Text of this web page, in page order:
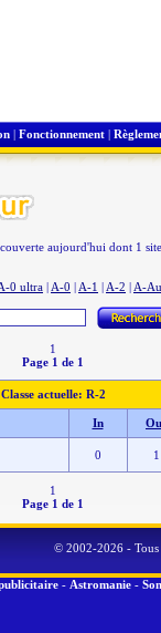
| Fonctionnement |
aujourd'hui dont 1
0 ultra | A-0 | A-1 | A-2 | A-
1
Page 1 de 1
Classe actuelle: R-2
In
0 1
1
Page 1 de 1
© 2002-2026 - Tous
- Astromanie -